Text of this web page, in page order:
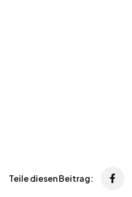
Teile diesen Beitrag: